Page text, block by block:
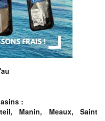
:
Manin, Meaux, Saint